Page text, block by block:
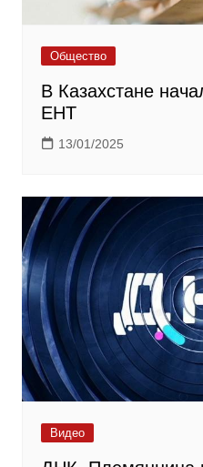
Общество
В Казахстане
ЕНТ
13/01/2025
Видео